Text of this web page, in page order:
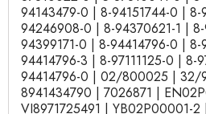
94143479-0 | 8-94151744-0 | 8-
94246908-0 | 8-94370621-1 |
94399171-0 | 8-94414796-0 | 8-
94414796-3 | 8-97111125-0 | 8-
94414796-0 | 02/800025 | 32/
8941434790 | 7026871 |
VI8971725491 | YB02P00001-2